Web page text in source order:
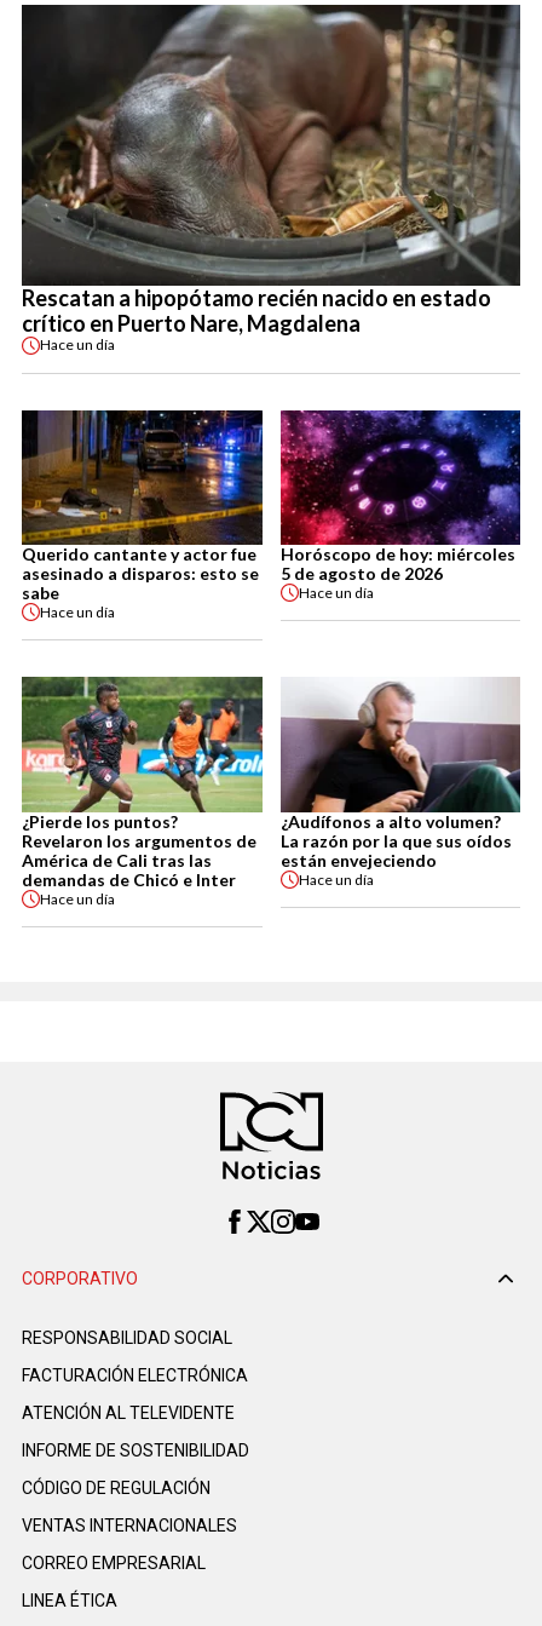
Rescatan a hipopótamo recién nacido en estado
crítico en Puerto Nare, Magdalena
Haceun día
Querido cantante y actor fue
asesinado a disparos: esto se
sabe
Haceun día
Horóscopo de hoy: miércoles
5 de agosto de 2026
Haceun día
¿Pierde los puntos?
Revelaron los argumentos de
América de Cali tras las
demandas de Chicó e Inter
Haceun día
¿Audífonos a alto volumen?
La razón por la que sus oídos
están envejeciendo
Haceun día
CORPORATIVO
RESPONSABILIDAD SOCIAL
FACTURACIÓN ELECTRÓNICA
ATENCIÓN AL TELEVIDENTE
INFORME DE SOSTENIBILIDAD
CÓDIGO DE REGULACIÓN
VENTAS INTERNACIONALES
CORREO EMPRESARIAL
LINEA ÉTICA